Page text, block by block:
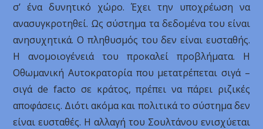
σ’ ένα δυνητικό χώρο. Έχει την υποχρέωση να
ανασυγκροτηθεί. Ως σύστημα τα δεδομένα του είναι
ανησυχητικά. Ο πληθυσμός του δεν είναι ευσταθής.
Η ανομοιογένειά του προκαλεί προβλήματα. Η
Οθωμανική Αυτοκρατορία που μετατρέπεται σιγά –
σιγά de facto σε κράτος, πρέπει να πάρει ριζικές
αποφάσεις. Διότι ακόμα και πολιτικά το σύστημα δεν
είναι ευσταθές. Η αλλαγή του Σουλτάνου ενισχύεται